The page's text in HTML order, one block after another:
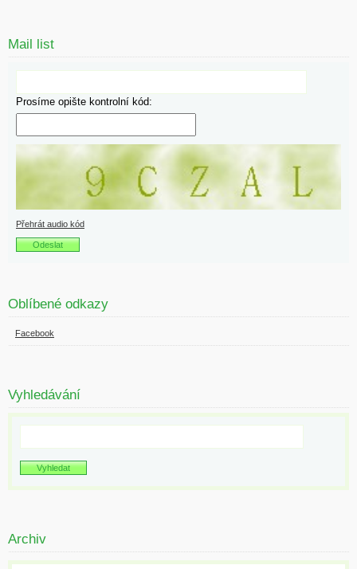
Mail list
Prosíme opište kontrolní kód:
Přehrát audio kód
Oblíbené odkazy
Facebook
Vyhledávání
Archiv